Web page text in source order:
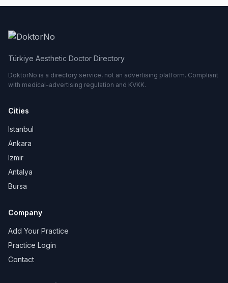
Türkiye Aesthetic Doctor Directory
DoktorNo is a directory service, not an advertising platform. Compliant
with medical-advertising regulation and KVKK.
Cities
Istanbul
Ankara
Izmir
Antalya
Bursa
Company
Add Your Practice
Practice Login
Contact